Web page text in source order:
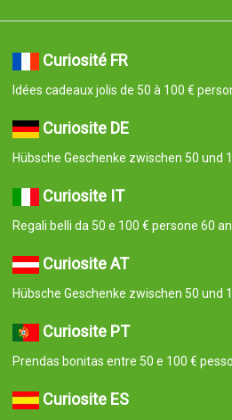
Curiosité FR
Idées cadeaux jolis de 50 à 100 €
Curiosite DE
Hübsche Geschenke zwischen 50 und
Curiosite IT
Regali belli da 50 e 100 € persone 60
Curiosite AT
Hübsche Geschenke zwischen 50 und
Curiosite PT
Prendas bonitas entre 50 e 100 €
Curiosite ES